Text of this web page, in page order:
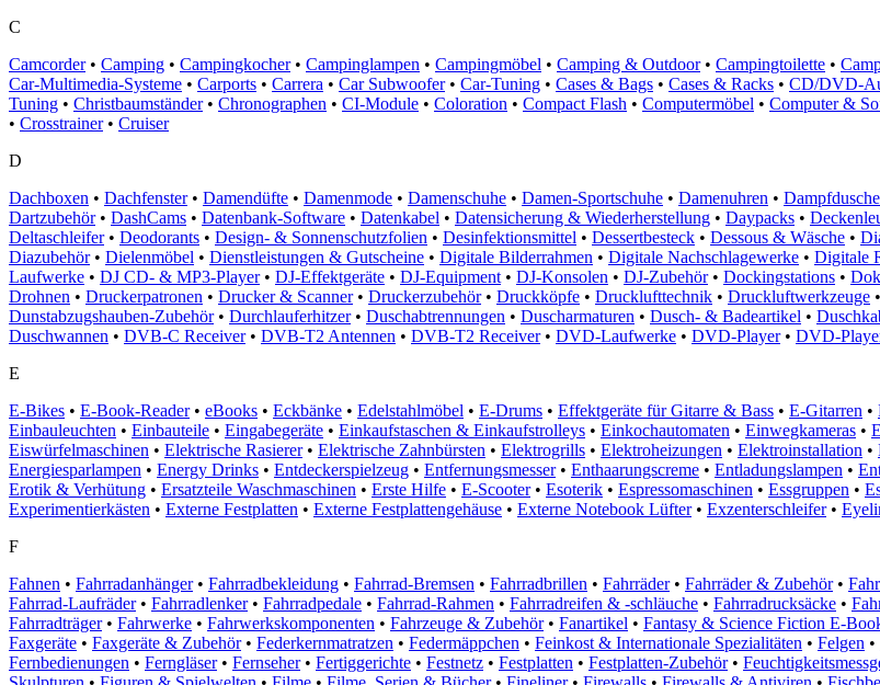
C
Camcorder • Camping • Campingkocher • Campinglampen • Campingmöbel • Camping & Outdoor • Campingtoilette •
Car-Multimedia-Systeme • Carports • Carrera • Car Subwoofer • Car-Tuning • Cases & Bags • Cases & Racks • CD/DVD-
Tuning • Christbaumständer • Chronographen • CI-Module • Coloration • Compact Flash • Computermöbel • Computer &
• Crosstrainer • Cruiser
D
Dachboxen • Dachfenster • Damendüfte • Damenmode • Damenschuhe • Damen-Sportschuhe • Damenuhren •
Dartzubehör • DashCams • Datenbank-Software • Datenkabel • Datensicherung & Wiederherstellung • Daypacks •
Deltaschleifer • Deodorants • Design- & Sonnenschutzfolien • Desinfektionsmittel • Dessertbesteck • Dessous & Wäsche •
Diazubehör • Dielenmöbel • Dienstleistungen & Gutscheine • Digitale Bilderrahmen • Digitale Nachschlagewerke • Digitale
Laufwerke • DJ CD- & MP3-Player • DJ-Effektgeräte • DJ-Equipment • DJ-Konsolen • DJ-Zubehör • Dockingstations •
Drohnen • Druckerpatronen • Drucker & Scanner • Druckerzubehör • Druckköpfe • Drucklufttechnik • Druckluftwerkzeuge •
Dunstabzugshauben-Zubehör • Durchlauferhitzer • Duschabtrennungen • Duscharmaturen • Dusch- & Badeartikel •
Duschwannen • DVB-C Receiver • DVB-T2 Antennen • DVB-T2 Receiver • DVD-Laufwerke • DVD-Player • DVD-
E
E-Bikes • E-Book-Reader • eBooks • Eckbänke • Edelstahlmöbel • E-Drums • Effektgeräte für Gitarre & Bass • E-Gitarren •
Einbauleuchten • Einbauteile • Eingabegeräte • Einkaufstaschen & Einkaufstrolleys • Einkochautomaten • Einwegkameras •
Eiswürfelmaschinen • Elektrische Rasierer • Elektrische Zahnbürsten • Elektrogrills • Elektroheizungen • Elektroinstallation •
Energiesparlampen • Energy Drinks • Entdeckerspielzeug • Entfernungsmesser • Enthaarungscreme • Entladungslampen •
Erotik & Verhütung • Ersatzteile Waschmaschinen • Erste Hilfe • E-Scooter • Esoterik • Espressomaschinen • Essgruppen •
Experimentierkästen • Externe Festplatten • Externe Festplattengehäuse • Externe Notebook Lüfter • Exzenterschleifer •
F
Fahnen • Fahrradanhänger • Fahrradbekleidung • Fahrrad-Bremsen • Fahrradbrillen • Fahrräder • Fahrräder & Zubehör •
Fahrrad-Laufräder • Fahrradlenker • Fahrradpedale • Fahrrad-Rahmen • Fahrradreifen & -schläuche • Fahrradrucksäcke •
Fahrradträger • Fahrwerke • Fahrwerkskomponenten • Fahrzeuge & Zubehör • Fanartikel • Fantasy & Science Fiction E-
Faxgeräte • Faxgeräte & Zubehör • Federkernmatratzen • Federmäppchen • Feinkost & Internationale Spezialitäten • Felgen •
Fernbedienungen • Ferngläser • Fernseher • Fertiggerichte • Festnetz • Festplatten • Festplatten-Zubehör •